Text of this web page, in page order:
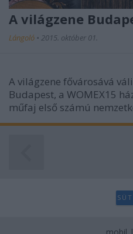
A világzene
Lángoló • 2015. október 01.
A világzene fővárosává
Budapest, a WOMEX15
műfaj első számú
mobil |